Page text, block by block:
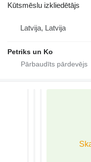
Kūtsmēslu izkliedētājs
Latvija, Latvija
Petriks un Ko